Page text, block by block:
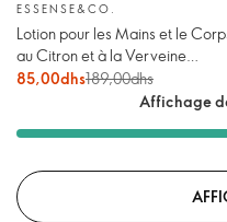
ESSENSE&CO.
Lotion pour les Mains et le
au Citron et à la Verveine
Essense&Co.
85,00dhs189,00dhs
Affichage